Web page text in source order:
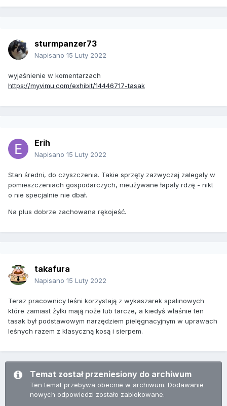
sturmpanzer73
Napisano 15 Luty 2022
wyjaśnienie w komentarzach
https://myvimu.com/exhibit/14446717-tasak
Erih
Napisano 15 Luty 2022
Stan średni, do czyszczenia. Takie sprzęty zazwyczaj zalegały w
pomieszczeniach gospodarczych, nieużywane łapały rdzę - nikt
o nie specjalnie nie dbał.
Na plus dobrze zachowana rękojeść.
takafura
Napisano 15 Luty 2022
Teraz pracownicy leśni korzystają z wykaszarek spalinowych
które zamiast żyłki mają noże lub tarcze, a kiedyś właśnie ten
tasak był podstawowym narzędziem pielęgnacyjnym w uprawach
leśnych razem z klasyczną kosą i sierpem.
Temat został przeniesiony do archiwum
Ten temat przebywa obecnie w archiwum. Dodawanie
nowych odpowiedzi zostało zablokowane.